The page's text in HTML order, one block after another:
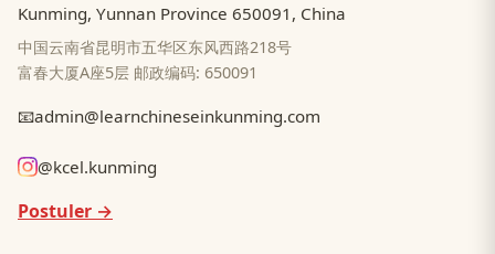
Kunming, Yunnan Province 650091, China
中国云南省昆明市五华区东风西路218号
富春大厦A座5层 邮政编码: 650091
📧admin@learnchineseinkunming.com
@kcel.kunming
Postuler →